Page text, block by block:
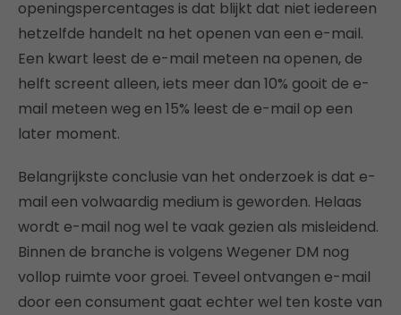
openingspercentages is dat blijkt dat niet iedereen
hetzelfde handelt na het openen van een e-mail.
Een kwart leest de e-mail meteen na openen, de
helft screent alleen, iets meer dan 10% gooit de e-
mail meteen weg en 15% leest de e-mail op een
later moment.
Belangrijkste conclusie van het onderzoek is dat e-
mail een volwaardig medium is geworden. Helaas
wordt e-mail nog wel te vaak gezien als misleidend.
Binnen de branche is volgens Wegener DM nog
vollop ruimte voor groei. Teveel ontvangen e-mail
door een consument gaat echter wel ten koste van